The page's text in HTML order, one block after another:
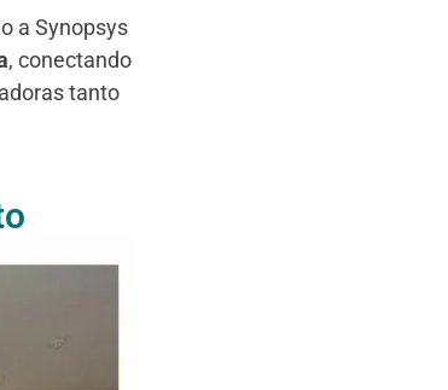
a Synopsys
, conectando
tanto